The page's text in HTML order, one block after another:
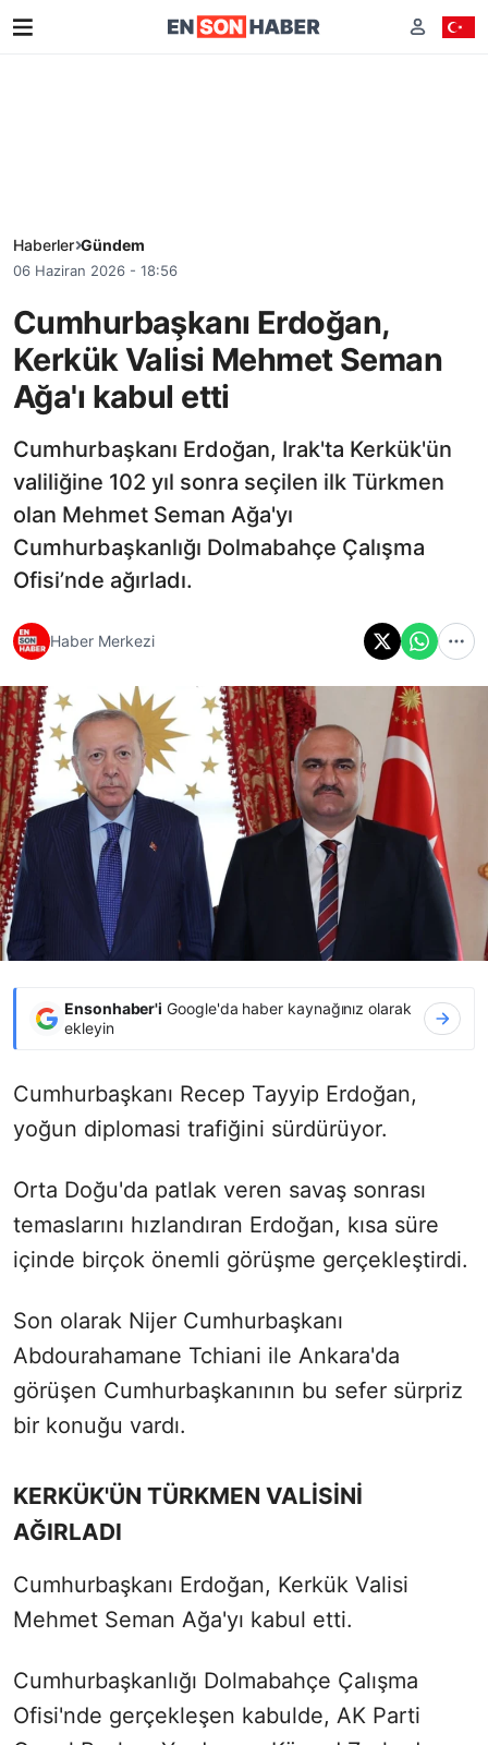
Haberler Gündem
06 Haziran 2026 - 18:56
Cumhurbaşkanı Erdoğan,
Kerkük Valisi Mehmet Seman
Ağa'ı kabul etti
Cumhurbaşkanı Erdoğan, Irak'ta Kerkük'ün
valiliğine 102 yıl sonra seçilen ilk Türkmen
olan Mehmet Seman Ağa'yı
Cumhurbaşkanlığı Dolmabahçe Çalışma
Ofisi’nde ağırladı.
Haber Merkezi
Ensonhaber'i Google'da haber kaynağınız olarak
ekleyin
Cumhurbaşkanı Recep Tayyip Erdoğan,
yoğun diplomasi trafiğini sürdürüyor.
Orta Doğu'da patlak veren savaş sonrası
temaslarını hızlandıran Erdoğan, kısa süre
içinde birçok önemli görüşme gerçekleştirdi.
Son olarak Nijer Cumhurbaşkanı
Abdourahamane Tchiani ile Ankara'da
görüşen Cumhurbaşkanının bu sefer sürpriz
bir konuğu vardı.
KERKÜK'ÜN TÜRKMEN VALİSİNİ
AĞIRLADI
Cumhurbaşkanı Erdoğan, Kerkük Valisi
Mehmet Seman Ağa'yı kabul etti.
Cumhurbaşkanlığı Dolmabahçe Çalışma
Ofisi'nde gerçekleşen kabulde, AK Parti